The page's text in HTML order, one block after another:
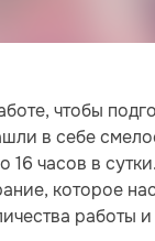
чтобы
в себе
16 часов в
которое
работы